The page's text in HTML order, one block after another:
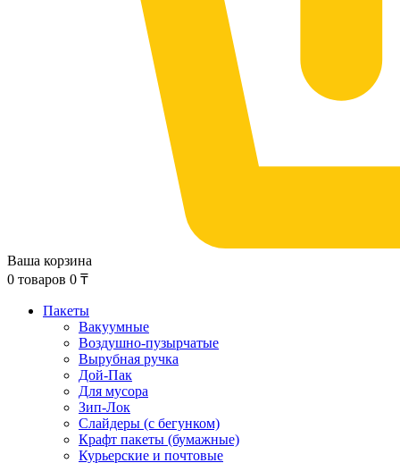
Ваша корзина
0 товаров 0 ₸
Пакеты
Вакуумные
Воздушно-пузырчатые
Вырубная ручка
Дой-Пак
Для мусора
Зип-Лок
Слайдеры (с бегунком)
Крафт пакеты (бумажные)
Курьерские и почтовые